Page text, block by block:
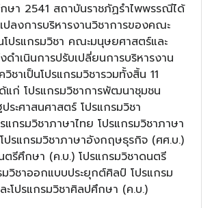
ษา 2541 สถาบันราชภัฏรำไพพรรณีได้
ปลงการบริหารงานวิชาการของคณะ
โปรแกรมวิชา คณะมนุษยศาสตร์และ
ำเนินการปรับเปลี่ยนการบริหารงาน
ชาเป็นโปรแกรมวิชารวมทั้งสิ้น 11
แก่ โปรแกรมวิชาการพัฒนาชุมชน
ระศาสนศาสตร์ โปรแกรมวิชา
กรมวิชาภาษาไทย โปรแกรมวิชาภาษา
รแกรมวิชาภาษาอังกฤษธุรกิจ (ศศ.บ.)
ตรีศึกษา (ค.บ.) โปรแกรมวิชาดนตรี
มวิชาออกแบบประยุกต์ศิลป์ โปรแกรม
ะโปรแกรมวิชาศิลปศึกษา (ค.บ.)